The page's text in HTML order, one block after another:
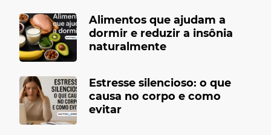
Alimentos que ajudam a
dormir e reduzir a insônia
naturalmente
Estresse silencioso: o que
causa no corpo e como
evitar